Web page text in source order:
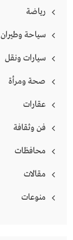
رياضة
سياحة وطيران
سيارات ونقل
صحة ومرأة
عقارات
فن وثقافة
محافظات
مقالات
منوعات